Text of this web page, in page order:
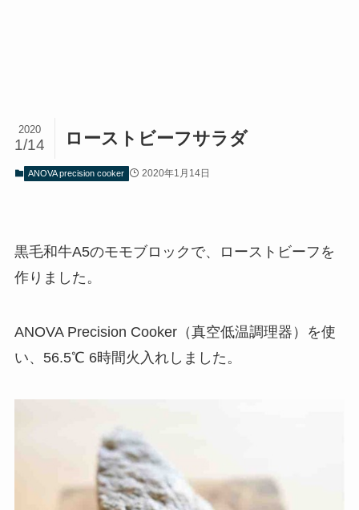
ローストビーフサラダ
2020
1/14
ANOVA precision cooker 2020年1月14日
黒毛和牛A5のモモブロックで、ローストビーフを
作りました。
ANOVA Precision Cooker（真空低温調理器）を使
い、56.5℃ 6時間火入れしました。